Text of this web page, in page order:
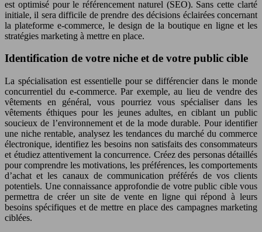
est optimisé pour le référencement naturel (SEO). Sans cette clarté
initiale, il sera difficile de prendre des décisions éclairées concernant
la plateforme e-commerce, le design de la boutique en ligne et les
stratégies marketing à mettre en place.
Identification de votre niche et de votre public cible
La spécialisation est essentielle pour se différencier dans le monde
concurrentiel du e-commerce. Par exemple, au lieu de vendre des
vêtements en général, vous pourriez vous spécialiser dans les
vêtements éthiques pour les jeunes adultes, en ciblant un public
soucieux de l’environnement et de la mode durable. Pour identifier
une niche rentable, analysez les tendances du marché du commerce
électronique, identifiez les besoins non satisfaits des consommateurs
et étudiez attentivement la concurrence. Créez des personas détaillés
pour comprendre les motivations, les préférences, les comportements
d’achat et les canaux de communication préférés de vos clients
potentiels. Une connaissance approfondie de votre public cible vous
permettra de créer un site de vente en ligne qui répond à leurs
besoins spécifiques et de mettre en place des campagnes marketing
ciblées.